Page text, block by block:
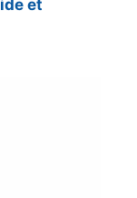
et